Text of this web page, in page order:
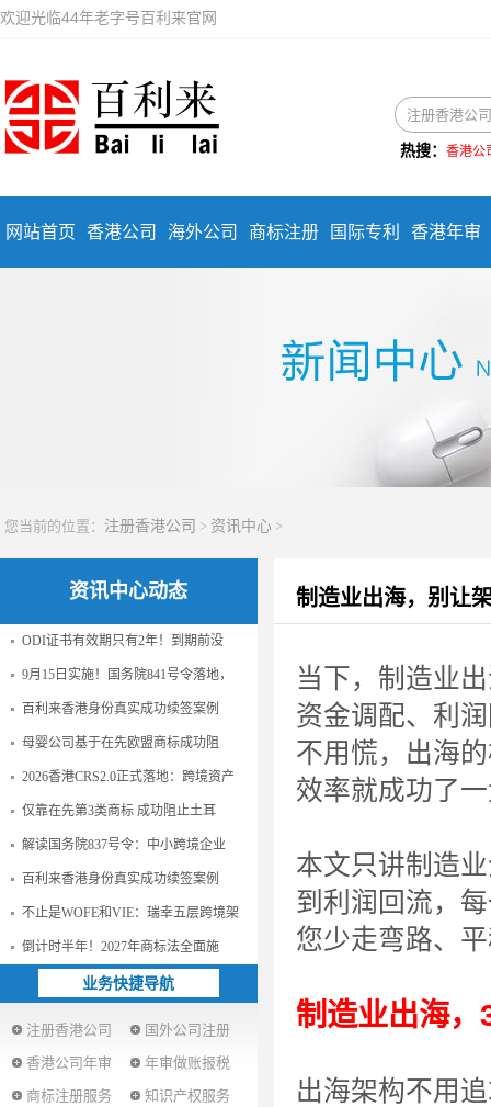
欢迎光临44年老字号百利来官网
热搜： 香港公
网站首页 香港公司 海外公司 商标注册 国际专利 香港年审
您当前的位置： 注册香港公司 > 资讯中心 >
资讯中心动态
ODI证书有效期只有2年！到期前没
9月15日实施！国务院841号令落地，
百利来香港身份真实成功续签案例
母婴公司基于在先欧盟商标成功阻
2026香港CRS2.0正式落地：跨境资产
仅靠在先第3类商标 成功阻止土耳
解读国务院837号令：中小跨境企业
百利来香港身份真实成功续签案例
不止是WOFE和VIE：瑞幸五层跨境架
倒计时半年！2027年商标法全面施
业务快捷导航
注册香港公司
国外公司注册
香港公司年审
年审做账报税
商标注册服务
知识产权服务
制造业出海，别让
当下，制造业
资金调配、利
不用慌，出海
效率就成功了
本文只讲制造
到利润回流，
您少走弯路、
制造业出海
出海架构不用